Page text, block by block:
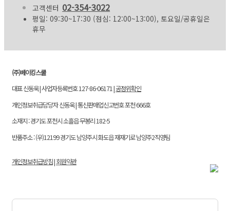
고객센터 02-354-3022
평일: 09:30~17:30 (점심: 12:00~13:00), 토요일/공휴일은
휴무
(주)베이킹스쿨
대표 신동욱 | 사업자등록번호 127-86-06171 |공정위확인
개인정보취급담당자 신동욱 | 통신판매업신고번호 포천 666호
소재지 : 경기도 포천시 소흘읍 무봉리 182-5
반품주소 : (우)12199 경기도 남양주시 화도읍 재재기로 남양주2직영팀
개인정보취급방침|회원약관